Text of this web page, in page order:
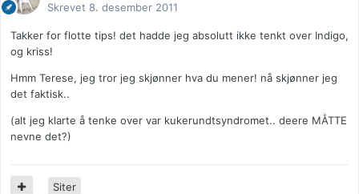
Skrevet 8. desember 2011
Takker for flotte tips! det hadde jeg absolutt ikke tenkt over Indigo,
og kriss!
Hmm Terese, jeg tror jeg skjønner hva du mener! nå skjønner jeg
det faktisk..
(alt jeg klarte å tenke over var kukerundtsyndromet.. deere MÅTTE
nevne det?)
Siter